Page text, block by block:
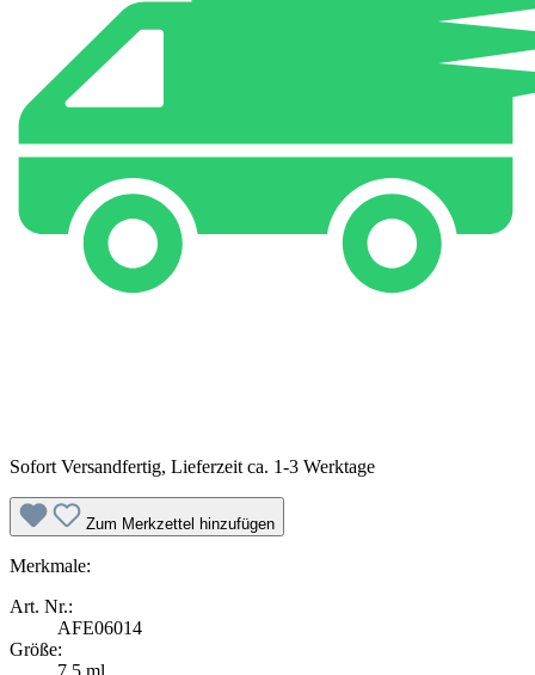
Sofort Versandfertig, Lieferzeit ca. 1-3 Werktage
Zum Merkzettel hinzufügen
Merkmale:
Art. Nr.:
AFE06014
Größe: